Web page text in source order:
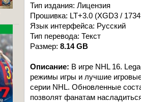
Тип издания: Лицензия
Прошивка: LT+3.0 (XGD3 /
Язык интерфейса: Русский
Тип перевода: Текст
Размер: 8.14 GB
Описание: В игре NHL 16.
режимы игры и лучшие
серии NHL. Обновленные
позволят фанатам